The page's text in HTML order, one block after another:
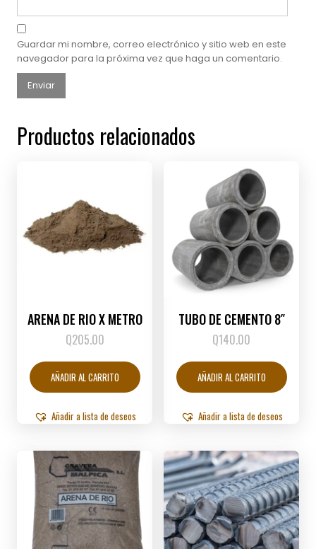
Guardar mi nombre, correo electrónico y sitio web en este
navegador para la próxima vez que haga un comentario.
Productos relacionados
ARENA DE RIO X METRO
Q205.00
AÑADIR AL CARRITO
Añadir a lista de deseos
TUBO DE CEMENTO 8″
Q140.00
AÑADIR AL CARRITO
Añadir a lista de deseos